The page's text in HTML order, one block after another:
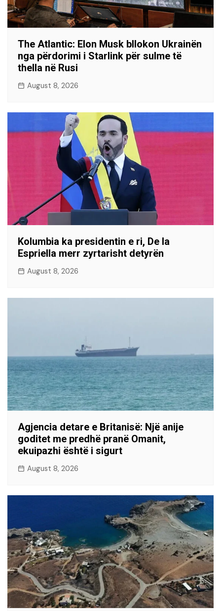
The Atlantic: Elon Musk bllokon Ukrainën
nga përdorimi i Starlink për sulme të
thella në Rusi
August 8, 2026
Kolumbia ka presidentin e ri, De la
Espriella merr zyrtarisht detyrën
August 8, 2026
Agjencia detare e Britanisë: Një anije
goditet me predhë pranë Omanit,
ekuipazhi është i sigurt
August 8, 2026